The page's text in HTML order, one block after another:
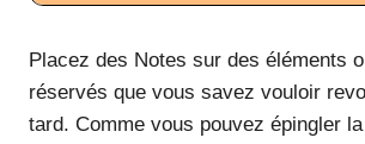
Placez des Notes sur des éléments
réservés que vous savez vouloir
tard. Comme vous pouvez épingler